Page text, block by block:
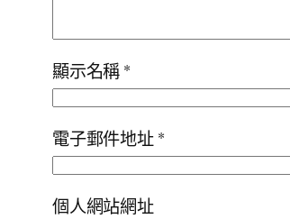
顯示名稱*
電子郵件地址*
個人網站網址